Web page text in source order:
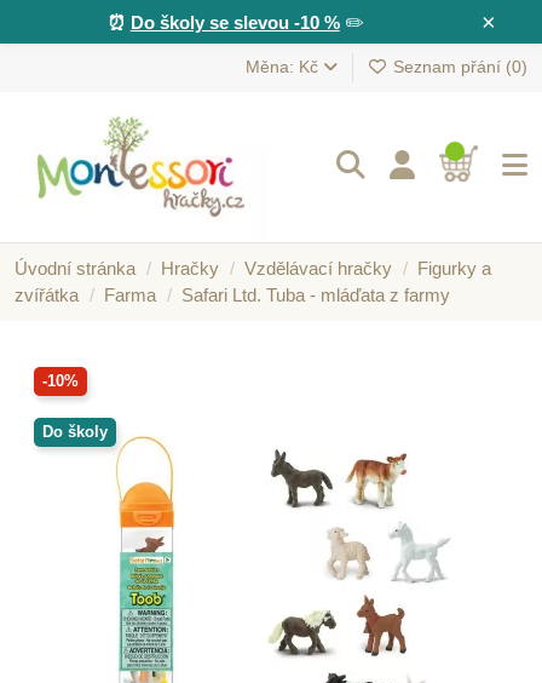
×
⏰ Do školy se slevou -10 %✏️
Měna: Kč Seznam přání (0)
Úvodní stránka Hračky Vzdělávací hračky
Figurky a
zvířátka
Farma Safari Ltd. Tuba - mláďata z farmy
-10%
Do školy